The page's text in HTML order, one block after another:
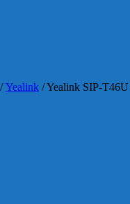
/Yealink / Yealink SIP-T46U